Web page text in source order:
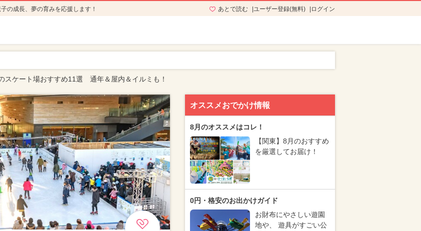
の成長、夢の育みを応援します！ あとで読む ユーザー登録(無料) ログイン
スケート場おすすめ11選 通年＆屋内＆イルミも！
オススメおでかけ情報
8月のオススメはコレ！
【関東】8月のおすすめ
を厳選してお届け！
0円・格安のお出かけガイド
お財布にやさしい遊園
地や、 遊具がすごい公